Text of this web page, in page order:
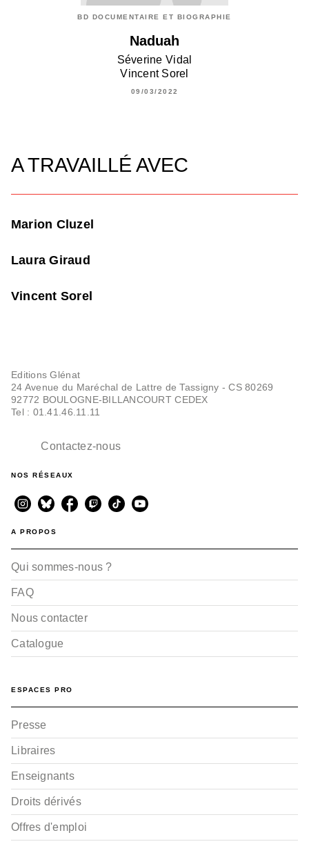
BD DOCUMENTAIRE ET BIOGRAPHIE
Naduah
Séverine Vidal
Vincent Sorel
09/03/2022
A TRAVAILLÉ AVEC
Marion Cluzel
Laura Giraud
Vincent Sorel
Editions Glénat
24 Avenue du Maréchal de Lattre de Tassigny - CS 80269
92772 BOULOGNE-BILLANCOURT CEDEX
Tel : 01.41.46.11.11
Contactez-nous
NOS RÉSEAUX
A PROPOS
Qui sommes-nous ?
FAQ
Nous contacter
Catalogue
ESPACES PRO
Presse
Libraires
Enseignants
Droits dérivés
Offres d'emploi